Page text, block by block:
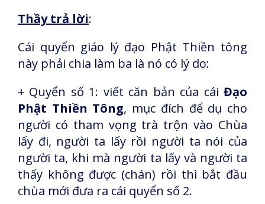
Thầy trả lời:
Cái quyển giáo lý đạo Phật Thiền tông
này phải chia làm ba là nó có lý do:
+ Quyển số 1: viết căn bản của cái Đạo
Phật Thiền Tông, mục đích để dụ cho
người có tham vọng trà trộn vào Chùa
lấy đi, người ta lấy rồi người ta nói của
người ta, khi mà người ta lấy và người ta
thấy không được (chán) rồi thì bắt đầu
chùa mới đưa ra cái quyển số 2.